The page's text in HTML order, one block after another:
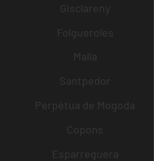
Gisclareny
Folgueroles
Malla
Santpedor
Perpètua de Mogoda
Copons
Esparreguera